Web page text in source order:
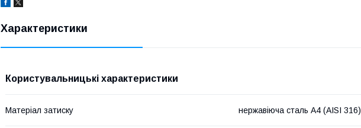
Характеристики
Користувальницькі характеристики
Матеріал затиску нержавіюча сталь А4 (AISI 316)